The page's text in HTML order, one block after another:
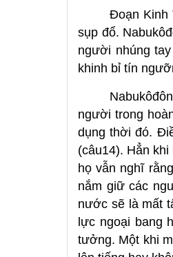
Đoạn Kinh
sụp đổ.
người nhúng
khinh bỉ tín
người trong
dụng thời đó.
(câu14). Hẳn
họ vẫn nghĩ
nắm giữ các
nước sẽ là mất
lực ngoại bang
tưởng. Một khi